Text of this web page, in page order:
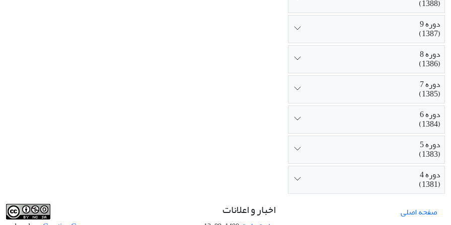
(1388)
دوره 9
(1387)
دوره 8
(1386)
دوره 7
(1385)
دوره 6
(1384)
دوره 5
(1383)
دوره 4
(1381)
صفحه اصلی
اخبار و اعلانات